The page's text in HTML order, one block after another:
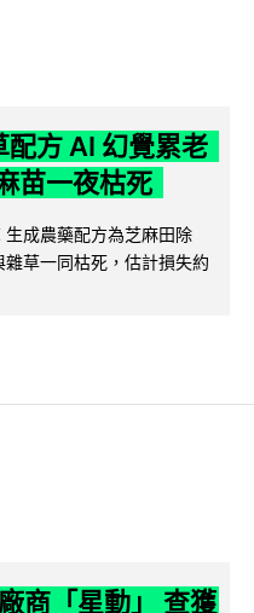
配方 AI 幻覺累老
苗一夜枯死
成農藥配方為芝麻田除
草一同枯死，估計損失約
商「星動」 查獲